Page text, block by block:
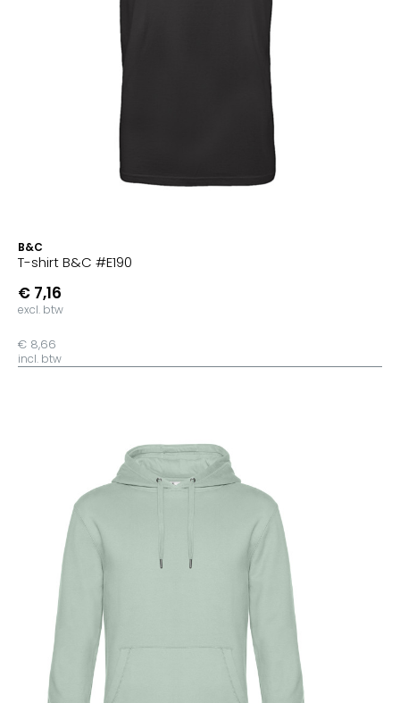
B&C
T-shirt B&C #E190
€ 7,16
excl. btw
€ 8,66
incl. btw